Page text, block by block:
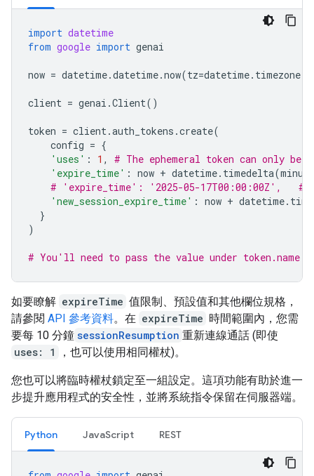
import datetime
from google import genai
now = datetime.datetime.now(tz=datetime. timezone
client = genai .Client()
token = client.auth_tokens .create(
config = {
'uses' : 1 ,
# The ephemeral token can only
'expire_time' : now + datetime. timedelta(
# 'expire_time': '2025-05-17T00:00:00Z',   #
'new_session_expire_time' : now + datetime.
}
)
# You'll need to pass the value under
如要瞭解 expireTime 值限制、預設值和其他欄位規格，
請參閱 API 參考資料。在 expireTime 時間範圍內，您需
要每 10 分鐘 sessionResumption 重新連線通話 (即使
uses: 1
，也可以使用相同權杖)。
您也可以將臨時權杖鎖定至一組設定。這項功能有助於進一
步提升應用程式的安全性，並將系統指令保留在伺服器端。
Python JavaScript REST